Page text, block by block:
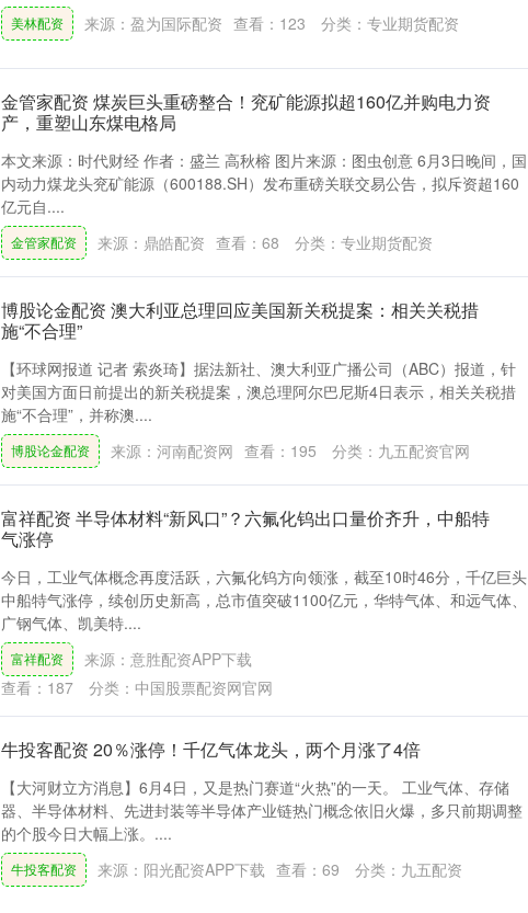
美林配资 来源：盈为国际配资 查看： 123 分类： 专业期货配资
金管家配资 煤炭巨头重磅整合！兖矿能源拟超160亿并购电力资
产，重塑山东煤电格局
本文来源：时代财经 作者：盛兰 高秋榕 图片来源：图虫创意 6月3日晚间，国
内动力煤龙头兖矿能源（600188.SH）发布重磅关联交易公告，拟斥资超160
亿元自....
金管家配资 来源：鼎皓配资 查看： 68 分类： 专业期货配资
博股论金配资 澳大利亚总理回应美国新关税提案：相关关税措
施“不合理”
【环球网报道 记者 索炎琦】据法新社、澳大利亚广播公司（ABC）报道，针
对美国方面日前提出的新关税提案，澳总理阿尔巴尼斯4日表示，相关关税措
施“不合理”，并称澳....
博股论金配资 来源：河南配资网 查看： 195 分类： 九五配资官网
富祥配资 半导体材料“新风口”？六氟化钨出口量价齐升，中船特
气涨停
今日，工业气体概念再度活跃，六氟化钨方向领涨，截至10时46分，千亿巨头
中船特气涨停，续创历史新高，总市值突破1100亿元，华特气体、和远气体、
广钢气体、凯美特....
富祥配资
来源：意胜配资APP下载
查看： 187 分类： 中国股票配资网官网
牛投客配资 20％涨停！千亿气体龙头，两个月涨了4倍
【大河财立方消息】6月4日，又是热门赛道“火热”的一天。 工业气体、存储
器、半导体材料、先进封装等半导体产业链热门概念依旧火爆，多只前期调整
的个股今日大幅上涨。....
牛投客配资 来源：阳光配资APP下载 查看： 69 分类： 九五配资